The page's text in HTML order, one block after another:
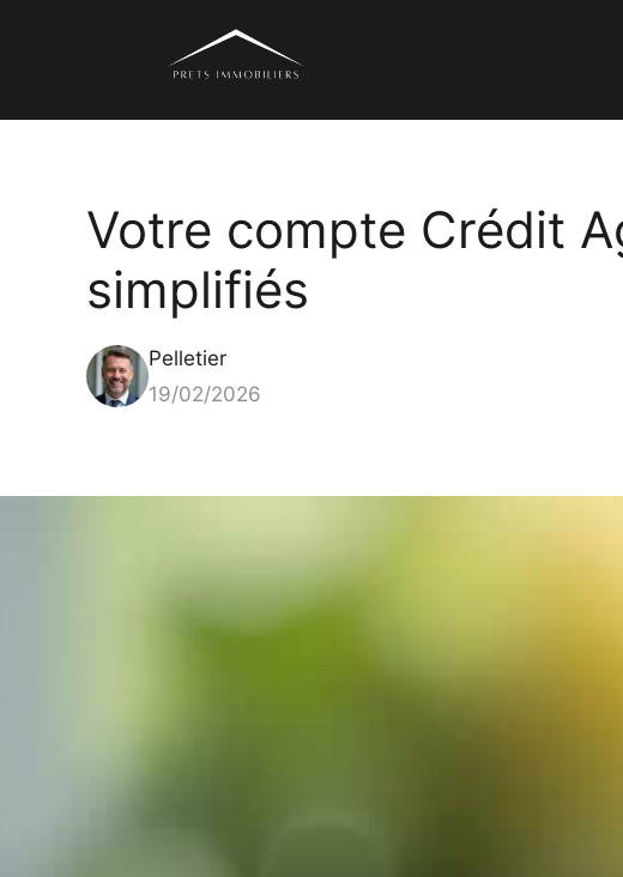
Votre compte Crédit
simplifiés
Pelletier
19/02/2026